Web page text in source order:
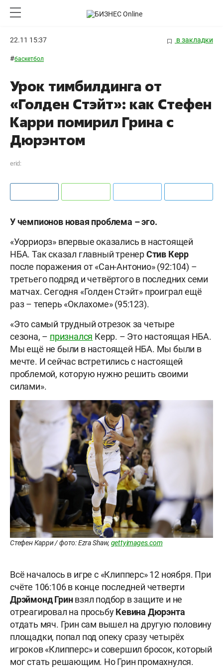
22.11 15:37 в закладки
#баскетбол
Урок тимбилдинга от
«Голден Стэйт»: как Стефен
Карри помирил Грина с
Дюрэнтом
erid:
У чемпионов новая проблема – эго.
«Уорриорз» впервые оказались в настоящей
НБА. Так сказал главный тренерСтив Керр
после поражения от «Сан-Антонио» (92:104) –
третьего подряд и четвёртого в последних семи
матчах. Сегодня «Голден Стэйт» проиграл ещё
раз – теперь «Оклахоме» (95:123).
«Это самый трудный отрезок за четыре
сезона, – признался Керр. – Это настоящая НБА.
Мы ещё не были в настоящей НБА. Мы были в
мечте. И сейчас встретились с настоящей
проблемой, которую нужно решить своими
силами».
Стефен Карри / фото: Ezra Shaw, gettyimages.com
Всё началось в игре с «Клипперс» 12 ноября. При
счёте 106:106 в конце последней четверти
ДрэймондГринвзял подбор в защите и не
отреагировал на просьбуКевина Дюрэнта
отдать мяч. Грин сам вышел на другую половину
площадки, попал под опеку сразу четырёх
игроков «Клипперс» и совершил бросок, который
мог стать решающим. Но Грин промахнулся.